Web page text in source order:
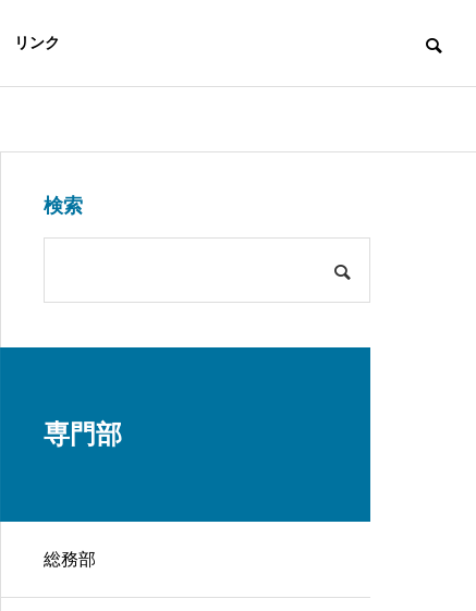
リンク
Access
第35話「ふ（る）える山」
検索
専門部
総務部